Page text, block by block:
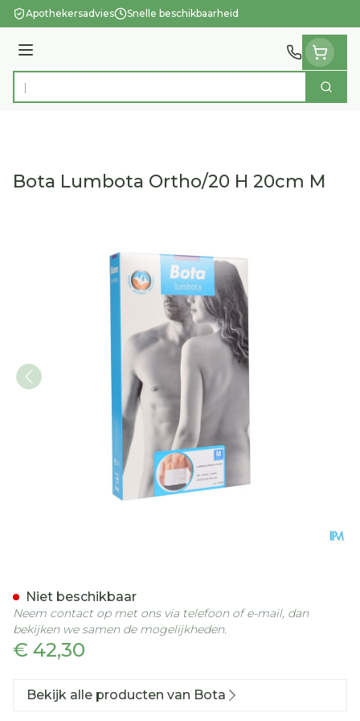
Ga naar de inhoud
Apothekersadvies Snelle beschikbaarheid
Menu
Product, merk, categorie... Zoek
Bota Lumbota Ortho/20 H 20cm M
€ 42,30
Niet beschikbaar
Neem contact op met ons via telefoon of e-mail, dan
bekijken we samen de mogelijkheden.
Bekijk alle producten van Bota